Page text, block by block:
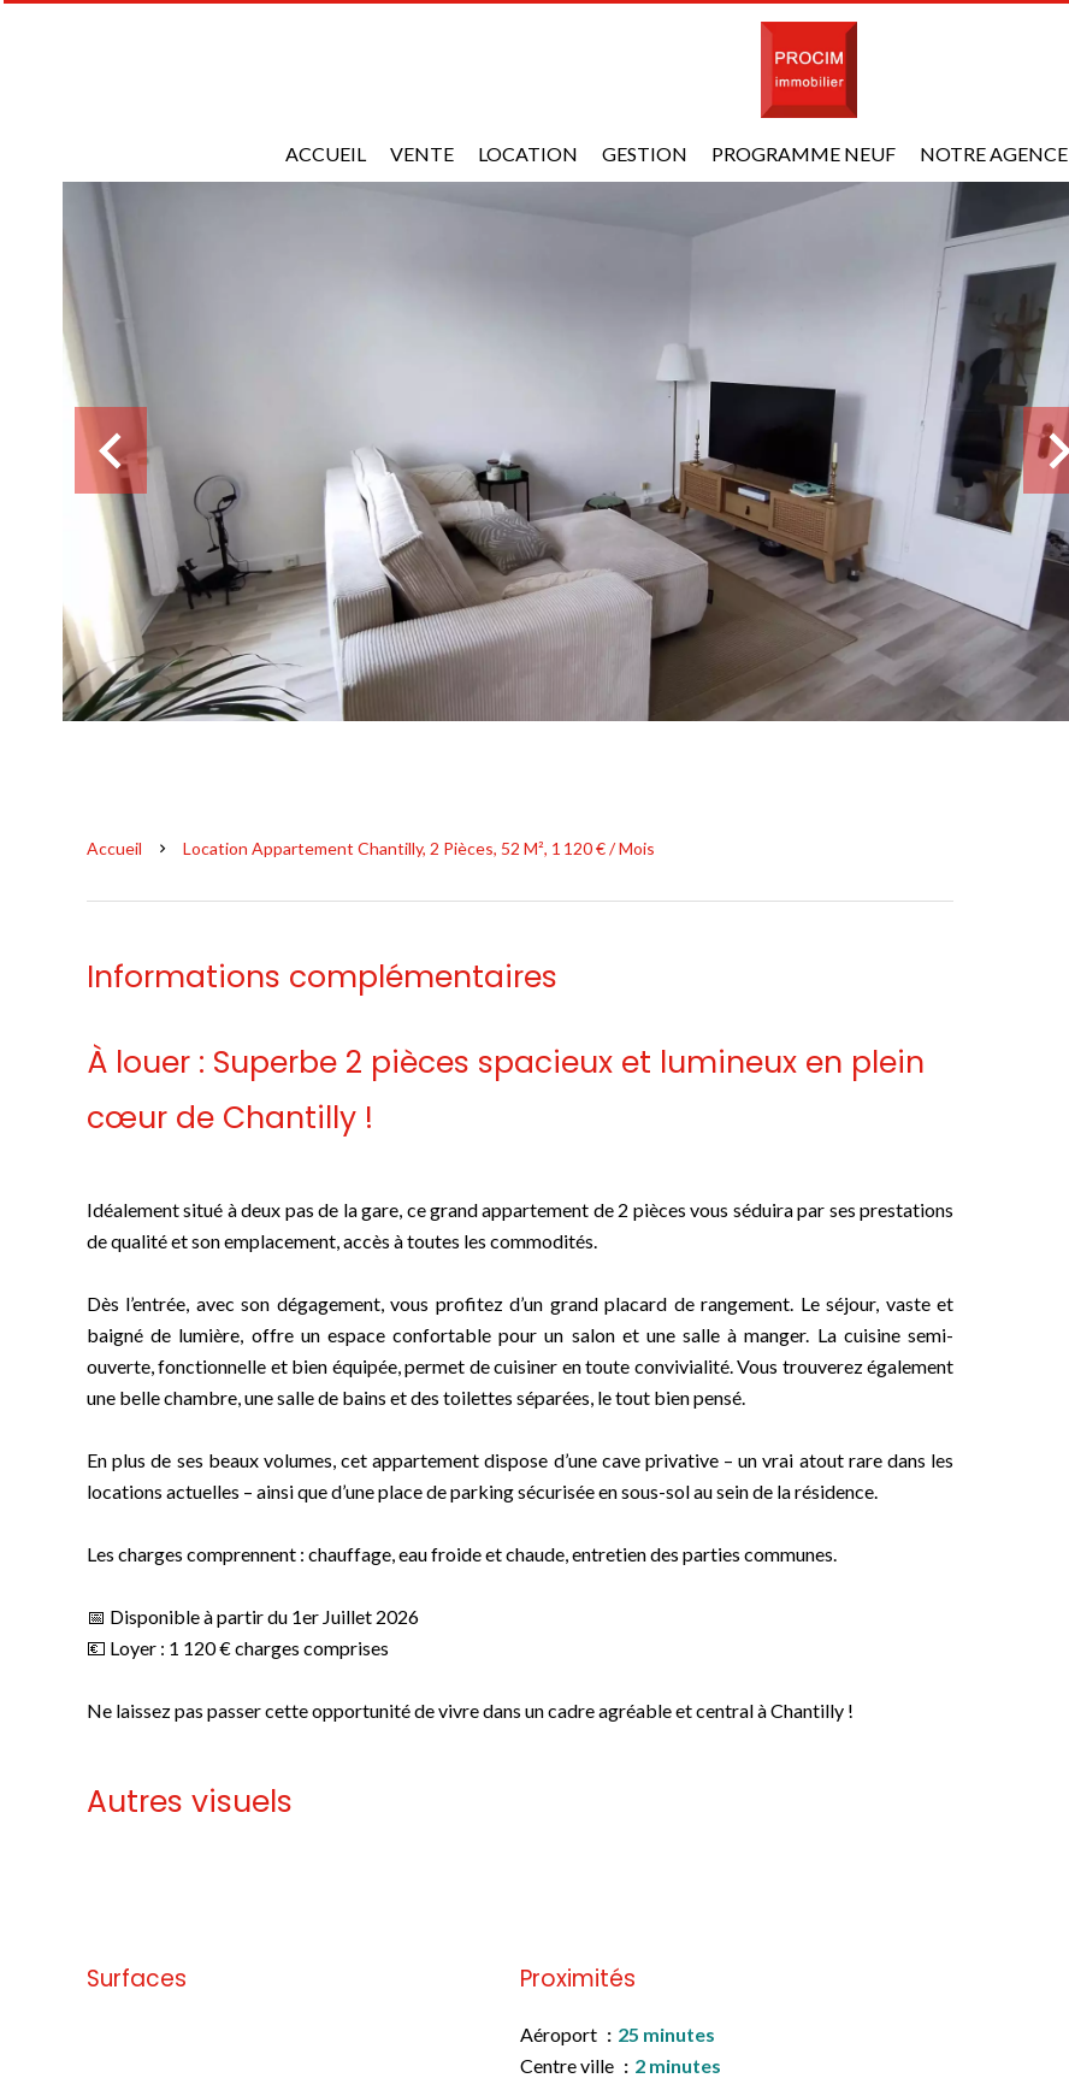
ACCUEIL VENTE LOCATION GESTION PROGRAMME NEUF NOTRE AGENCE
Accueil Location Appartement Chantilly, 2 Pièces, 52 M², 1 120 € / Mois
Informations complémentaires
À louer : Superbe 2 pièces spacieux et lumineux en plein
cœur de Chantilly !
Idéalement situé à deux pas de la gare, ce grand appartement de 2 pièces vous séduira par ses prestations
de qualité et son emplacement, accès à toutes les commodités.
Dès l’entrée, avec son dégagement, vous profitez d’un grand placard de rangement. Le séjour, vaste et
baigné de lumière, offre un espace confortable pour un salon et une salle à manger. La cuisine semi-
ouverte, fonctionnelle et bien équipée, permet de cuisiner en toute convivialité. Vous trouverez également
une belle chambre, une salle de bains et des toilettes séparées, le tout bien pensé.
En plus de ses beaux volumes, cet appartement dispose d’une cave privative – un vrai atout rare dans les
locations actuelles – ainsi que d’une place de parking sécurisée en sous-sol au sein de la résidence.
Les charges comprennent : chauffage, eau froide et chaude, entretien des parties communes.
📅 Disponible à partir du 1er Juillet 2026
💶 Loyer : 1 120 € charges comprises
Ne laissez pas passer cette opportunité de vivre dans un cadre agréable et central à Chantilly !
Autres visuels
Surfaces Proximités
Aéroport
25 minutes
Centre ville
2 minutes